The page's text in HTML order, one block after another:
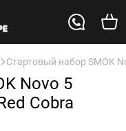
Стартовый набор SMOK
Novo 5
Cobra